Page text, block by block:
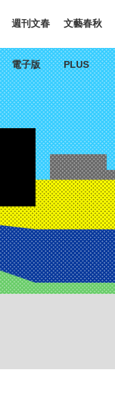
週刊文春
電子版
文藝春秋
PLUS